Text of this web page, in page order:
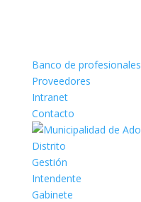
Banco de profesionales
Proveedores
Intranet
Contacto
Distrito
Gestión
Intendente
Gabinete